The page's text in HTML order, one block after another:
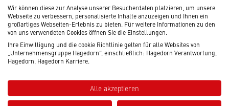
Wir können diese zur Analyse unserer Besucherdaten platzieren, um unsere
Webseite zu verbessern, personalisierte Inhalte anzuzeigen und Ihnen ein
großartiges Webseiten-Erlebnis zu bieten. Für weitere Informationen zu den
von uns verwendeten Cookies öffnen Sie die Einstellungen.
Ihre Einwilligung und die cookie Richtlinie gelten für alle Websites von
„Unternehmensgruppe Hagedorn“, einschließlich: Hagedorn Verantwortung,
Hagedorn, Hagedorn Karriere.
Alle akzeptieren